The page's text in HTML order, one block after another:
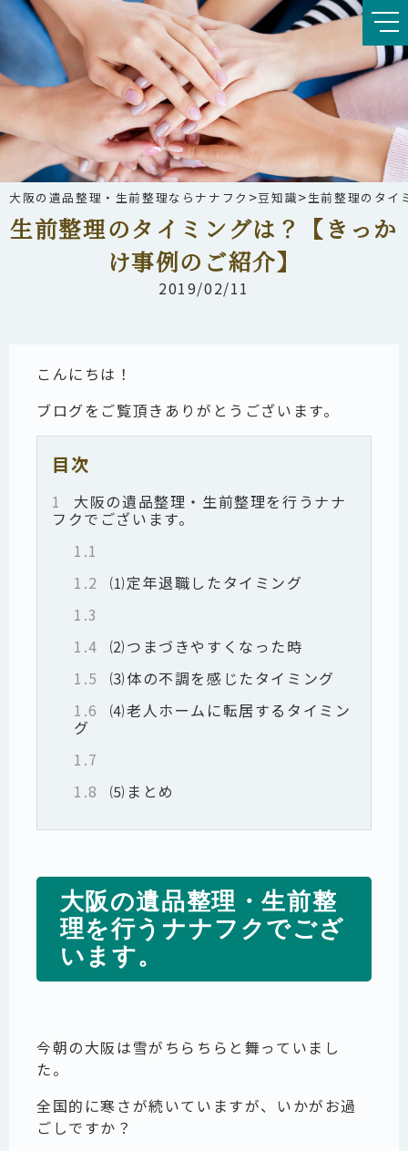
大阪の遺品整理・生前整理ならナナフク >豆知識>生前整理のタイ
生前整理のタイミングは？【きっか
け事例のご紹介】
2019/02/11
こんにちは！
ブログをご覧頂きありがとうございます。
目次
1 大阪の遺品整理・生前整理を行うナナ
フクでございます。
1.1
1.2
⑴定年退職したタイミング
1.3
1.4
⑵つまづきやすくなった時
1.5
⑶体の不調を感じたタイミング
1.6
⑷老人ホームに転居するタイミン
グ
1.7
1.8
⑸まとめ
大阪の遺品整理・生前整
理を行うナナフクでござ
います。
今朝の大阪は雪がちらちらと舞っていまし
た。
全国的に寒さが続いていますが、いかがお過
ごしですか？